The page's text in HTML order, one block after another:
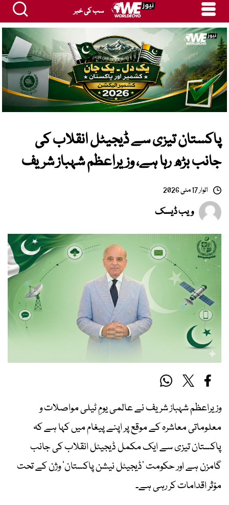
سب کی خبر
پاکستان تیزی سے ڈیجیٹل انقلاب کی
جانب بڑھ رہا ہے، وزیراعظم شہباز شریف
اتوار 17 مئی 2026
ویب ڈیسک
وزیراعظم شہباز شریف نے عالمی یومِ ٹیلی مواصلات و
معلوماتی معاشرہ کے موقع پر اپنے پیغام میں کہا ہے کہ
پاکستان تیزی سے ایک مکمل ڈیجیٹل انقلاب کی جانب
گامزن ہے اور حکومت ’ڈیجیٹل نیشن پاکستان‘ وژن کے تحت
مؤثر اقدامات کر رہی ہے۔